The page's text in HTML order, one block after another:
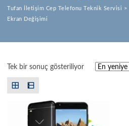
Tufan İletişim Cep Telefonu Teknik Servisi >
Ekran Değişimi
Tek bir sonuç gösteriliyor